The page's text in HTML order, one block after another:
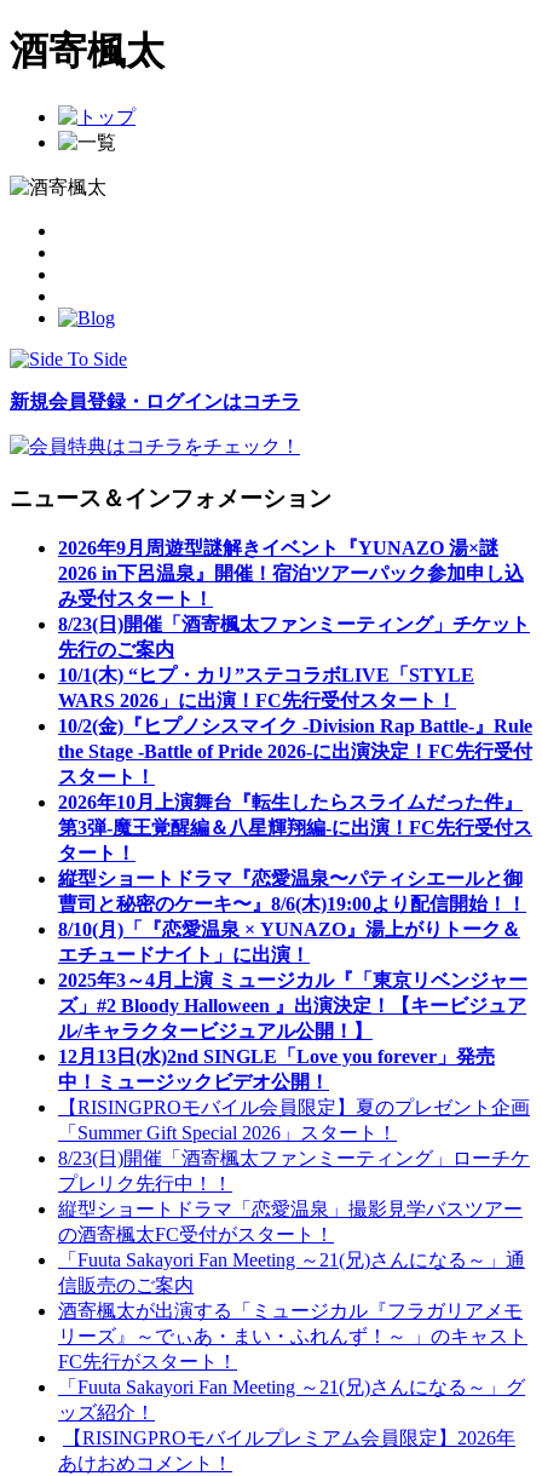
酒寄楓太
新規会員登録・ログインはコチラ
ニュース＆インフォメーション
2026年9月周遊型謎解きイベント『YUNAZO 湯×謎
2026 in下呂温泉』開催！宿泊ツアーパック参加申し込
み受付スタート！
8/23(日)開催「酒寄楓太ファンミーティング」チケット
先行のご案内
10/1(木) “ヒプ・カリ”ステコラボLIVE「STYLE
WARS 2026」に出演！FC先行受付スタート！
10/2(金)『ヒプノシスマイク -Division Rap Battle-』Rule
the Stage -Battle of Pride 2026-に出演決定！FC先行受付
スタート！
2026年10月上演舞台『転生したらスライムだった件』
第3弾-魔王覚醒編＆八星輝翔編-に出演！FC先行受付ス
タート！
縦型ショートドラマ『恋愛温泉〜パティシエールと御
曹司と秘密のケーキ〜』8/6(木)19:00より配信開始！！
8/10(月)「『恋愛温泉 × YUNAZO』湯上がりトーク＆
エチュードナイト」に出演！
2025年3～4月上演 ミュージカル『「東京リベンジャー
ズ」#2 Bloody Halloween 』出演決定！【キービジュア
ル/キャラクタービジュアル公開！】
12月13日(水)2nd SINGLE「Love you forever」発売
中！ミュージックビデオ公開！
【RISINGPROモバイル会員限定】夏のプレゼント企画
「Summer Gift Special 2026」スタート！
8/23(日)開催「酒寄楓太ファンミーティング」ローチケ
プレリク先行中！！
縦型ショートドラマ「恋愛温泉」撮影見学バスツアー
の酒寄楓太FC受付がスタート！
「Fuuta Sakayori Fan Meeting ～21(兄)さんになる～」通
信販売のご案内
酒寄楓太が出演する「ミュージカル『フラガリアメモ
リーズ』～でぃあ・まい・ふれんず！～ 」のキャスト
FC先行がスタート！
「Fuuta Sakayori Fan Meeting ～21(兄)さんになる～」グ
ッズ紹介！
【RISINGPROモバイルプレミアム会員限定】2026年
あけおめコメント！